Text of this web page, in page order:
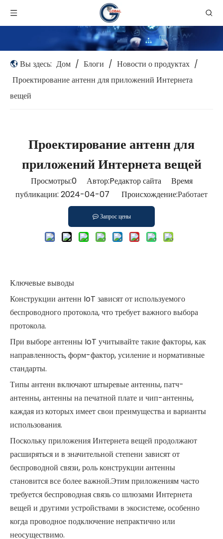
Вы здесь: Дом / Блоги / Новости о продуктах /
Проектирование антенн для приложений Интернета
вещей
Проектирование антенн для
приложений Интернета вещей
Просмотры:0Автор:Pедактор сайта Время
публикации: 2024-04-07 Происхождение:Работает
Запрос цены
Ключевые выводы
Конструкции антенн IoT зависят от используемого
беспроводного протокола, что требует важного выбора
протокола.
При выборе антенны IoT учитывайте такие факторы, как
направленность, форм-фактор, усиление и нормативные
стандарты.
Типы антенн включают штыревые антенны, патч-
антенны, антенны на печатной плате и чип-антенны,
каждая из которых имеет свои преимущества и варианты
использования.
Поскольку приложения Интернета вещей продолжают
расширяться и в значительной степени зависят от
беспроводной связи, роль конструкции антенны
становится все более важной.Этим приложениям часто
требуется беспроводная связь со шлюзами Интернета
вещей и другими устройствами в экосистеме, особенно
когда проводное подключение непрактично или
неосуществимо.